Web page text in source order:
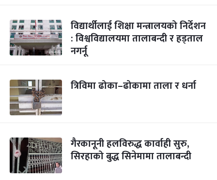
विद्यार्थीलाई शिक्षा मन्त्रालयको निर्देशन
: विश्वविद्यालयमा तालाबन्दी र हड्ताल
नगर्नू
त्रिविमा ढोका–ढोकामा ताला र धर्ना
गैरकानूनी हलविरुद्ध कार्वाही सुरु,
सिरहाको बुद्ध सिनेमामा तालाबन्दी